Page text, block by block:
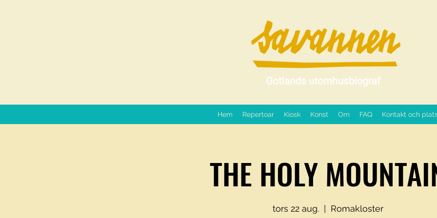
Hem Repertoar Kiosk Konst Om FAQ Kontakt och
THE HOLY
tors 22 aug.
  |
Romakloster